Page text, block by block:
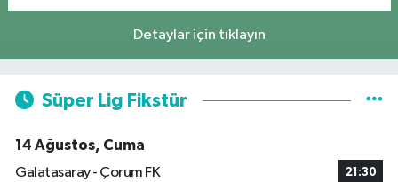
Detaylar için tıklayın
Süper Lig Fikstür
14 Ağustos, Cuma
Galatasaray - Çorum FK
21:30